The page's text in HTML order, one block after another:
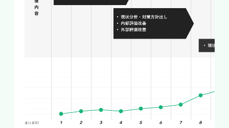
外壁塗装SEO対策の基礎知識
効果的な施策を打つには、検索エンジンが順位を